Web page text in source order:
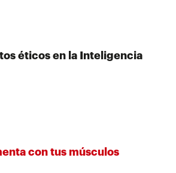
éticos en la Inteligencia
con tus músculos